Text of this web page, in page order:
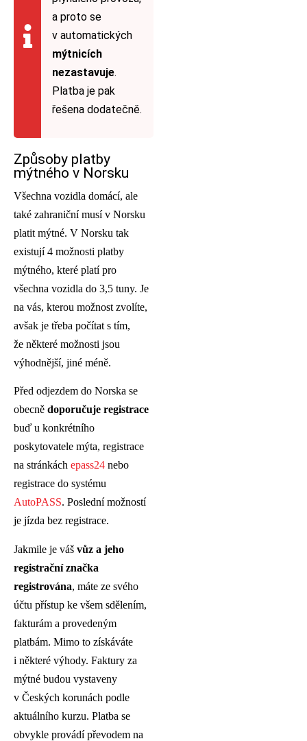
a proto se
v automatických
mýtnicích
nezastavuje.
Platba je pak
řešena dodatečně.
Způsoby platby
mýtného v Norsku
Všechna vozidla domácí, ale
také zahraniční musí v Norsku
platit mýtné. V Norsku tak
existují 4 možnosti platby
mýtného, které platí pro
všechna vozidla do 3,5 tuny. Je
na vás, kterou možnost zvolíte,
avšak je třeba počítat s tím,
že některé možnosti jsou
výhodnější, jiné méně.
Před odjezdem do Norska se
obecně doporučuje registrace
buď u konkrétního
poskytovatele mýta, registrace
na stránkách epass24 nebo
registrace do systému
AutoPASS. Poslední možností
je jízda bez registrace.
Jakmile je váš vůz a jeho
registrační značka
registrována, máte ze svého
účtu přístup ke všem sdělením,
fakturám a provedeným
platbám. Mimo to získáváte
i některé výhody. Faktury za
mýtné budou vystaveny
v Českých korunách podle
aktuálního kurzu. Platba se
obvykle provádí převodem na